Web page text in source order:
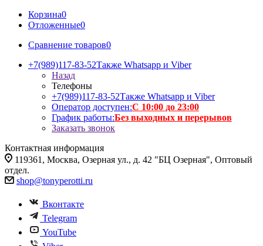
Корзина0
Отложенные0
Сравнение товаров0
+7(989)117-83-52Также Whatsapp и Viber
Назад
Телефоны
+7(989)117-83-52Также Whatsapp и Viber
Оператор доступен:С 10:00 до 23:00
График работы:Без выходных и перерывов
Заказать звонок
Контактная информация
119361, Москва, Озерная ул., д. 42 "БЦ Озерная", Оптовый
отдел.
shop@tonyperotti.ru
Вконтакте
Telegram
YouTube